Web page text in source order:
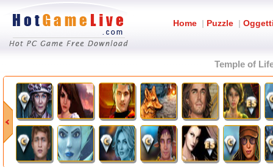
Home | Puzzle |
Temple of